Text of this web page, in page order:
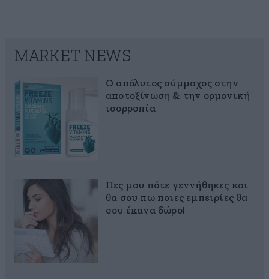
MARKET NEWS
Ο απόλυτος σύμμαχος στην
αποτοξίνωση & την ορμονική
ισορροπία
Πες μου πότε γεννήθηκες και
θα σου πω ποιες εμπειρίες θα
σου έκανα δώρο!